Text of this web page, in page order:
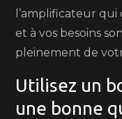
l’amplificateur
et à vos besoins
pleinement de
Utilisez un
une bonne